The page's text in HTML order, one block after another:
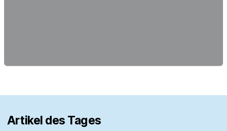
Artikel des Tages